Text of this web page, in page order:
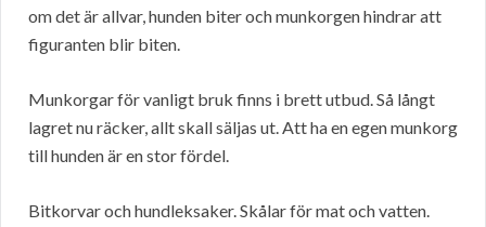
om det är allvar, hunden biter och munkorgen hindrar att
figuranten blir biten.
Munkorgar för vanligt bruk finns i brett utbud. Så långt
lagret nu räcker, allt skall säljas ut. Att ha en egen munkorg
till hunden är en stor fördel.
Bitkorvar och hundleksaker. Skålar för mat och vatten.